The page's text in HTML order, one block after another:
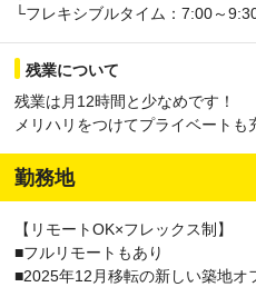
└フレキシブルタイム：7:00～
残業について
残業は月12時間と少なめです！
メリハリをつけてプライベートも
勤務地
【リモートOK×フレックス制】
■フルリモートもあり
■2025年12月移転の新しい築地オ